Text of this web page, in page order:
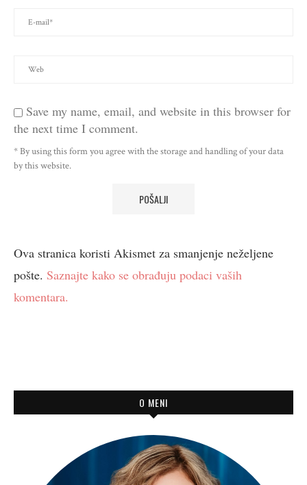
Save my name, email, and website in this browser for
the next time I comment.
* By using this form you agree with the storage and handling of your data
by this website.
Ova stranica koristi Akismet za smanjenje neželjene
pošte. Saznajte kako se obrađuju podaci vaših
komentara.
O MENI